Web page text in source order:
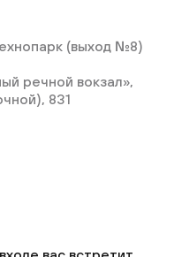
(выход №8)
речной вокзал»,
831